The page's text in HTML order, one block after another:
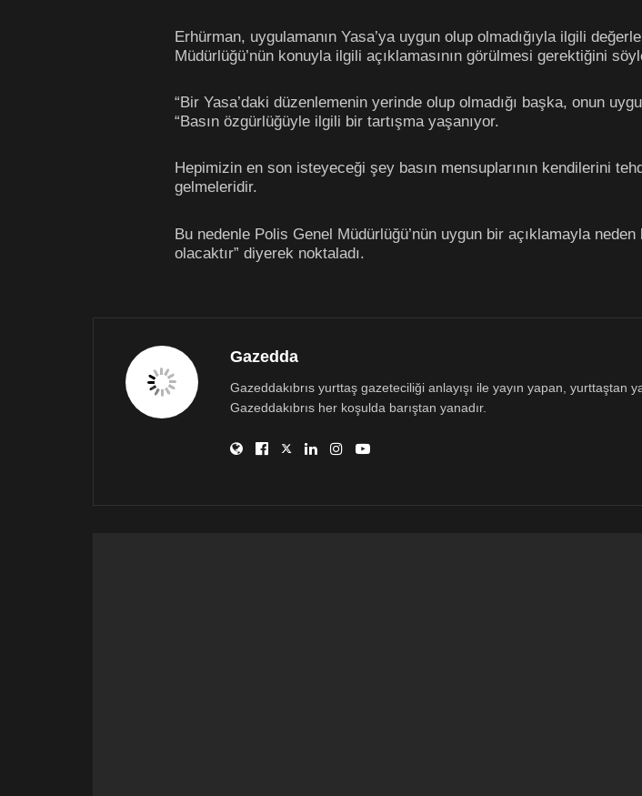
Erhürman, uygulamanın Yasa’ya uygun olup olmadığıyla ilgili
Müdürlüğü’nün konuyla ilgili açıklamasının görülmesi gerektiğini
“Bir Yasa’daki düzenlemenin yerinde olup olmadığı başka, onun
“Basın özgürlüğüyle ilgili bir tartışma yaşanıyor.
Hepimizin en son isteyeceği şey basın mensuplarının kendilerini
gelmeleridir.
Bu nedenle Polis Genel Müdürlüğü’nün uygun bir açıklamayla
olacaktır” diyerek noktaladı.
Gazedda
Gazeddakıbrıs yurttaş gazeteciliği anlayışı ile yayın yapan,
Gazeddakıbrıs her koşulda barıştan yanadır.